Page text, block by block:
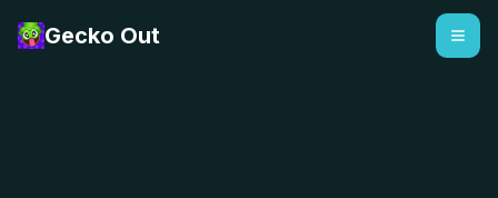
Gecko Out